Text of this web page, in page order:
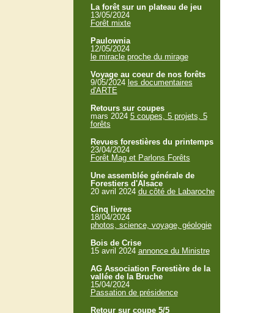
La forêt sur un plateau de jeu
13/05/2024
Forêt mixte
Paulownia
12/05/2024
le miracle proche du mirage
Voyage au coeur de nos forêts
9/05/2024 les documentaires
d'ARTE
Retours sur coupes
mars 2024 5 coupes, 5 projets, 5
forêts
Revues forestières du printemps
23/04/2024
Forêt Mag et Parlons Forêts
Une assemblée générale de
Forestiers d'Alsace
20 avril 2024 du côté de Labaroche
Cinq livres
18/04/2024
photos, science, voyage, géologie
Bois de Crise
15 avril 2024 annonce du Ministre
AG Association Forestière de la
vallée de la Bruche
15/04/2024
Passation de présidence
Retour sur coupe 5/5